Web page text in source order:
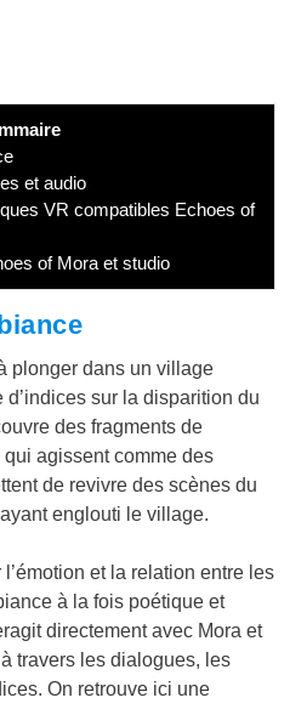
et audio
VR compatibles Echoes of
of Mora et studio
plonger dans un village
sur la disparition du
des fragments de
agissent comme des
de revivre des scènes du
englouti le village.
et la relation entre les
à la fois poétique et
directement avec Mora et
travers les dialogues, les
On retrouve ici une